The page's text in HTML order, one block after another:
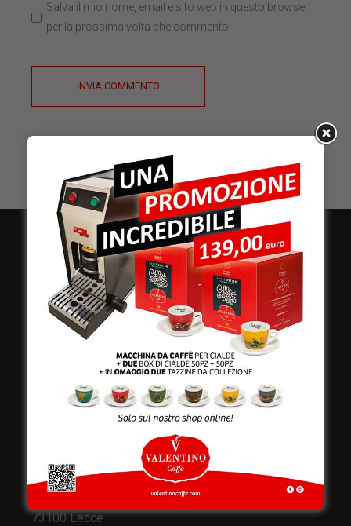
Salva il mio nome, email e sito web in questo browser
per la prossima volta che commento.
INVIA COMMENTO
Valentino Caffè Spa
Viale Croazia 8 (Z.I.)
73100 Lecce